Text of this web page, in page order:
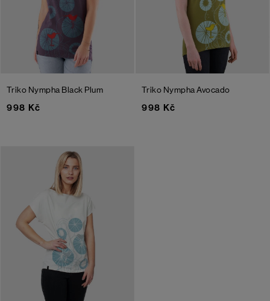
Triko Nympha Black Plum
998 Kč
Triko NymphaAvocado
998 Kč